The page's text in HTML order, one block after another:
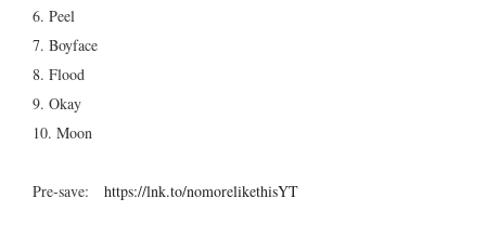
6. Peel
7. Boyface
8. Flood
9. Okay
10. Moon
Pre-save: https://lnk.to/nomorelikethisYT